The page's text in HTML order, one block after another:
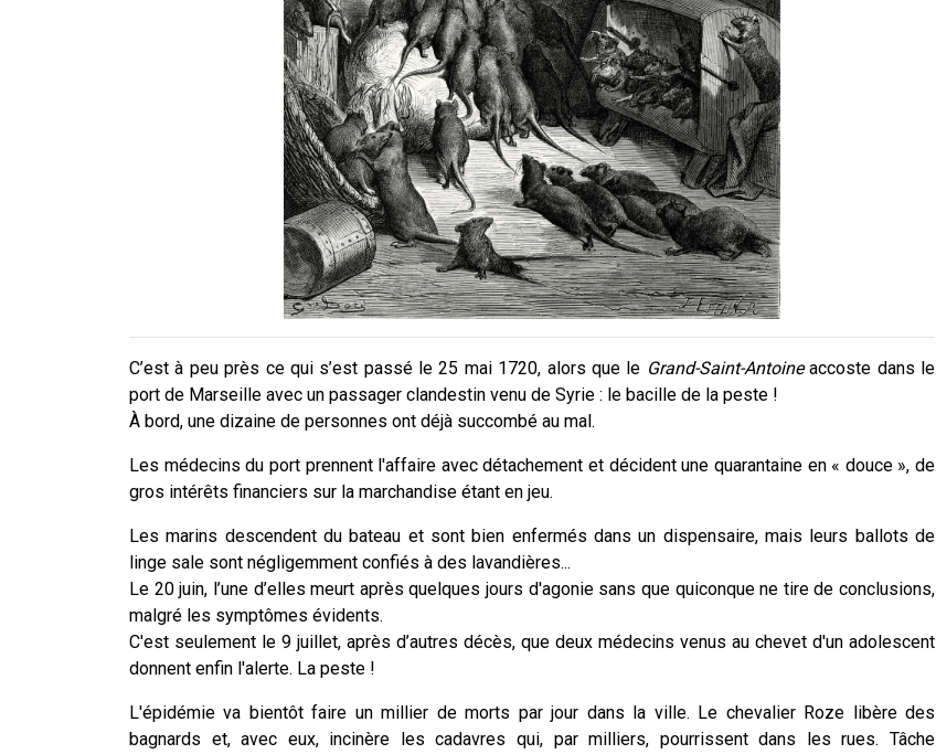
C’est à peu près ce qui s’est passé le 25 mai 1720, alors que le Grand-Saint-Antoineaccoste dans le
port de Marseille avec un passager clandestin venu de Syrie : le bacille de la peste !
À bord, une dizaine de personnes ont déjà succombé au mal.
Les médecins du port prennent l'affaire avec détachement et décident une quarantaine en « douce », de
gros intérêts financiers sur la marchandise étant en jeu.
Les marins descendent du bateau et sont bien enfermés dans un dispensaire, mais leurs ballots de
linge sale sont négligemment confiés à des lavandières...
Le 20 juin, l’une d’elles meurt après quelques jours d'agonie sans que quiconque ne tire de conclusions,
malgré les symptômes évidents.
C'est seulement le 9 juillet, après d’autres décès, que deux médecins venus au chevet d'un adolescent
donnent enfin l'alerte. La peste !
L'épidémie va bientôt faire un millier de morts par jour dans la ville. Le chevalier Roze libère des
bagnards et, avec eux, incinère les cadavres qui, par milliers, pourrissent dans les rues. Tâche